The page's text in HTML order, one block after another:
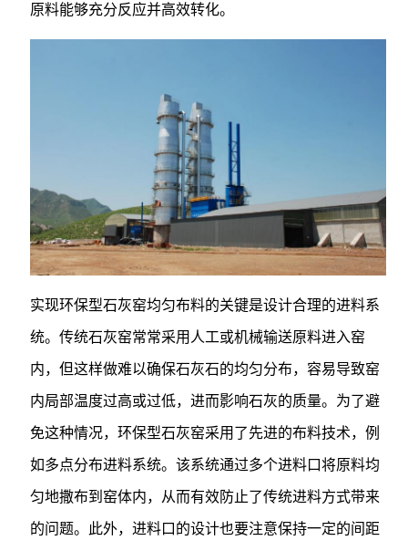
原料能够充分反应并高效转化。
实现环保型石灰窑均匀布料的关键是设计合理的进料系
统。传统石灰窑常常采用人工或机械输送原料进入窑
内，但这样做难以确保石灰石的均匀分布，容易导致窑
内局部温度过高或过低，进而影响石灰的质量。为了避
免这种情况，环保型石灰窑采用了先进的布料技术，例
如多点分布进料系统。该系统通过多个进料口将原料均
匀地撒布到窑体内，从而有效防止了传统进料方式带来
的问题。此外，进料口的设计也要注意保持一定的间距